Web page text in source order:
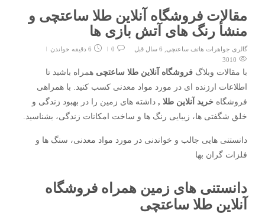
مقالات فروشگاه آنلاین طلا ساعتچی و
منشأ رنگ های آتش بازی ها
گالری جواهرات هاتف ساعتچی 6 سال قبل 0
6 دقیقه خواندن
3010
با مقالات وبلاگ فروشگاه آنلاین طلا ساعتچی همراه باشید تا
اطلاعات ارزنده ای در مورد مواد معدنی کسب کنید. با همراهی
فروشگاه خرید آنلاین طلا , داشته های زمین را در بهبود زندگی و
خلق شگفتی ها، زیبایی رنگ ها و ساخت امکانات زندگی، بشناسید.
دانستنی هایی جالب و خواندنی در مورد مواد معدنی، سنگ ها و
فلزات گران بها
دانستنی های زمین همراه فروشگاه
آنلاین طلا ساعتچی